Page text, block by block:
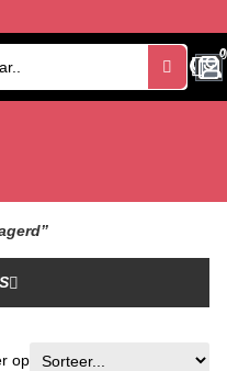
0
0
op